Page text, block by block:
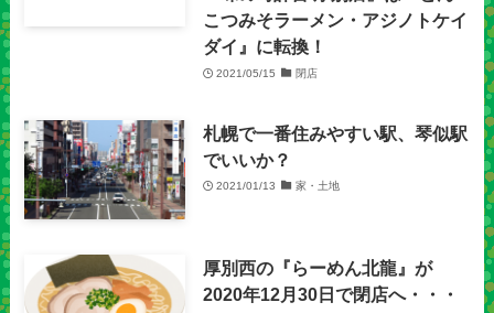
こつみそラーメン・アジノトケイ
ダイ』に転換！
2021/05/15 閉店
札幌で一番住みやすい駅、琴似駅
でいいか？
2021/01/13 家・土地
厚別西の『らーめん北龍』が
2020年12月30日で閉店へ・・・